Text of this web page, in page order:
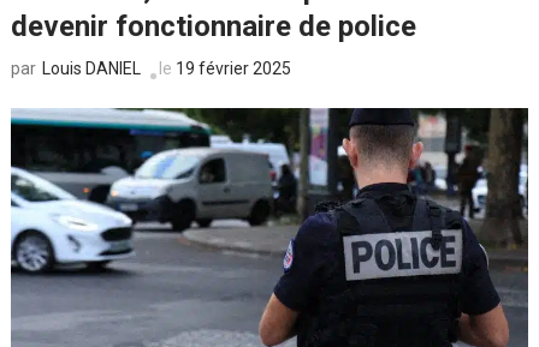
devenir fonctionnaire de police
par Louis DANIEL le 19 février 2025